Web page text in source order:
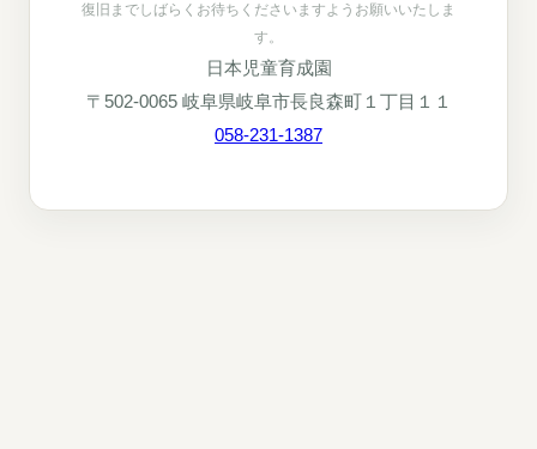
復旧までしばらくお待ちくださいますようお願いいたしま
す。
日本児童育成園
〒502-0065 岐阜県岐阜市長良森町１丁目１１
058-231-1387